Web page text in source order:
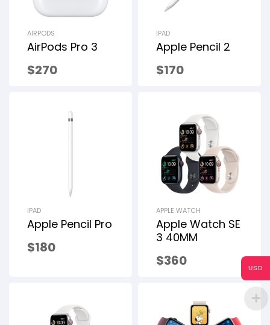
AIRPODS
AirPods Pro 3
$270
IPAD
Apple Pencil 2
$170
IPAD
Apple Pencil Pro
$180
APPLE WATCH
Apple Watch SE
3 40MM
$360 USD